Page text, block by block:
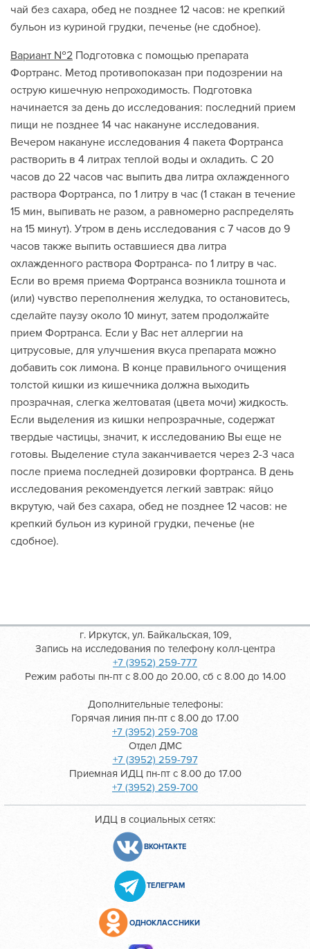
чай без сахара, обед не позднее 12 часов: не крепкий
бульон из куриной грудки, печенье (не сдобное).
Вариант №2 Подготовка с помощью препарата
Фортранс. Метод противопоказан при подозрении на
острую кишечную непроходимость. Подготовка
начинается за день до исследования: последний прием
пищи не позднее 14 час накануне исследования.
Вечером накануне исследования 4 пакета Фортранса
растворить в 4 литрах теплой воды и охладить. С 20
часов до 22 часов час выпить два литра охлажденного
раствора Фортранса, по 1 литру в час (1 стакан в течение
15 мин, выпивать не разом, а равномерно распределять
на 15 минут). Утром в день исследования с 7 часов до 9
часов также выпить оставшиеся два литра
охлажденного раствора Фортранса- по 1 литру в час.
Если во время приема Фортранса возникла тошнота и
(или) чувство переполнения желудка, то остановитесь,
сделайте паузу около 10 минут, затем продолжайте
прием Фортранса. Если у Вас нет аллергии на
цитрусовые, для улучшения вкуса препарата можно
добавить сок лимона. В конце правильного очищения
толстой кишки из кишечника должна выходить
прозрачная, слегка желтоватая (цвета мочи) жидкость.
Если выделения из кишки непрозрачные, содержат
твердые частицы, значит, к исследованию Вы еще не
готовы. Выделение стула заканчивается через 2-3 часа
после приема последней дозировки фортранса. В день
исследования рекомендуется легкий завтрак: яйцо
вкрутую, чай без сахара, обед не позднее 12 часов: не
крепкий бульон из куриной грудки, печенье (не
сдобное).
г. Иркутск, ул. Байкальская, 109,
Запись на исследования по телефону колл-центра
+7 (3952) 259-777
Режим работы пн-пт с 8.00 до 20.00, сб с 8.00 до 14.00
Дополнительные телефоны:
Горячая линия пн-пт с 8.00 до 17.00
+7 (3952) 259-708
Отдел ДМС
+7 (3952) 259-797
Приемная ИДЦ пн-пт с 8.00 до 17.00
+7 (3952) 259-700
ИДЦ в социальных сетях:
ВКОНТАКТЕ
ТЕЛЕГРАМ
ОДНОКЛАССНИКИ